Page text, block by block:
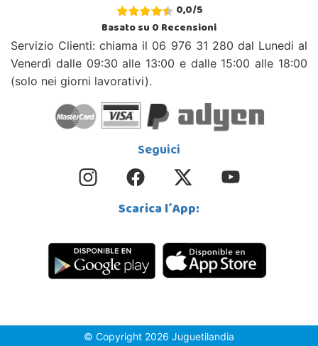
0,0/5
Basato su0Recensioni
Servizio Clienti: chiama il 06 976 31 280 dal Lunedi al
Venerdì dalle 09:30 alle 13:00 e dalle 15:00 alle 18:00
(solo nei giorni lavorativi).
Seguici
Scarica l´App:
© Copyright 2026 Juguetilandia